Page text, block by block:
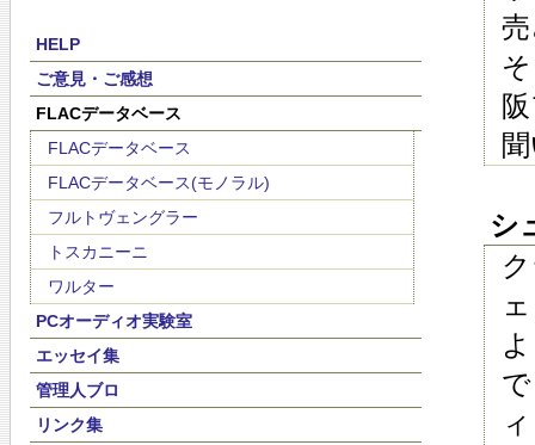
HELP
ご意見・ご感想
FLACデータベース
FLACデータベース
FLACデータベース(モノラル)
フルトヴェングラー
トスカニーニ
ワルター
PCオーディオ実験室
エッセイ集
管理人ブロ
リンク集
シ